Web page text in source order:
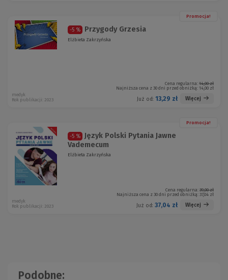
Promocja!
-5 % Przygody Grzesia
Elżbieta Zakrzyńska
Cena regularna: 14,00 zł
Najniższa cena z 30 dni przed obniżką: 14,00 zł
Już od: 13,29 zł Więcej
medyk
Rok publikacji: 2023
Promocja!
-5 %
Język Polski Pytania Jawne
Vademecum
Elżbieta Zakrzyńska
Cena regularna: 39,00 zł
Najniższa cena z 30 dni przed obniżką: 37,04 zł
Już od: 37,04 zł Więcej
medyk
Rok publikacji: 2023
Podobne: